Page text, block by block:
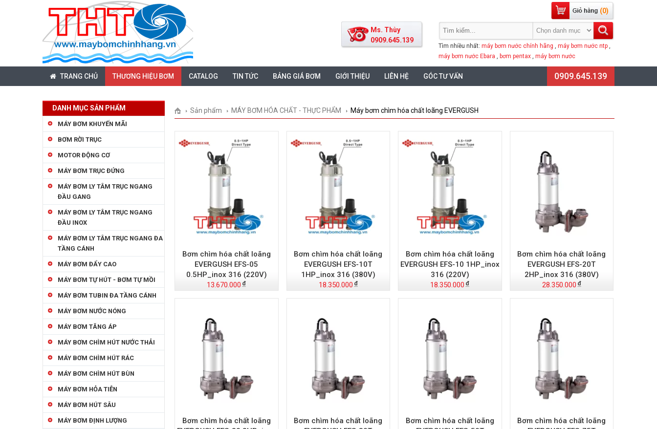
(0)
Tìm nhiều nhất: máy bơm nước chính hãng , máy bơm nước ntp ,
máy bơm nước Ebara , bơm pentax , máy bơm nước
Ms. Thùy
0909.645.139
TRANG CHỦ THƯƠNG HIỆU BƠM CATALOG TIN TỨC BẢNG GIÁ BƠM GIỚI THIỆU LIÊN HỆ GÓC TƯ VẤN 0909.645.139
DANH MỤC SẢN PHẨM
MÁY BƠM KHUYẾN MÃI
BƠM RỜI TRỤC
MOTOR ĐỘNG CƠ
MÁY BƠM TRỤC ĐỨNG
MÁY BƠM LY TÂM TRỤC NGANG
ĐẦU GANG
MÁY BƠM LY TÂM TRỤC NGANG
ĐẦU INOX
MÁY BƠM LY TÂM TRỤC NGANG ĐA
TẦNG CÁNH
MÁY BƠM ĐẨY CAO
MÁY BƠM TỰ HÚT - BƠM TỰ MỒI
MÁY BƠM TUBIN ĐA TẦNG CÁNH
MÁY BƠM NƯỚC NÓNG
MÁY BƠM TĂNG ÁP
MÁY BƠM CHÌM HÚT NƯỚC THẢI
MÁY BƠM CHÌM HÚT RÁC
MÁY BƠM CHÌM HÚT BÙN
MÁY BƠM HỎA TIỄN
MÁY BƠM HÚT SÂU
MÁY BƠM ĐỊNH LƯỢNG
Sản phẩm MÁY BƠM HÓA CHẤT - THỰC PHẨM Máy bơm chìm hóa chất loãng EVERGUSH
Bơm chìm hóa chất loãng
EVERGUSH EFS-05
0.5HP_inox 316 (220V)
13.670.000
Bơm chìm hóa chất loãng
EVERGUSH EFS-10T
1HP_inox 316 (380V)
18.350.000
Bơm chìm hóa chất loãng
EVERGUSH EFS-10 1HP_inox
316 (220V)
18.350.000
Bơm chìm hóa chất loãng
EVERGUSH EFS-20T
2HP_inox 316 (380V)
28.350.000
Bơm chìm hóa chất loãng
Bơm chìm hóa chất loãng
Bơm chìm hóa chất loãng
Bơm chìm hóa chất loãng